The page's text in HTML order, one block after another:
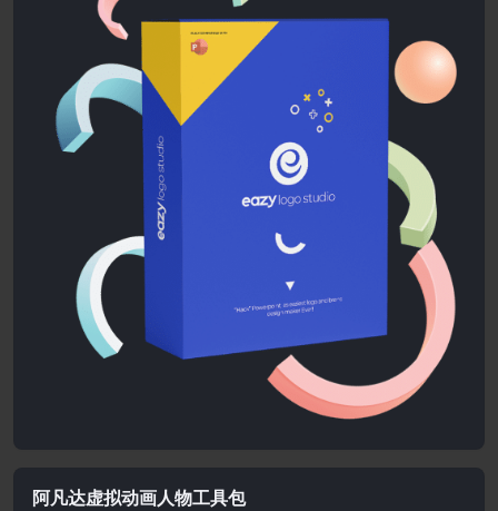
阿凡达虚拟动画人物工具包